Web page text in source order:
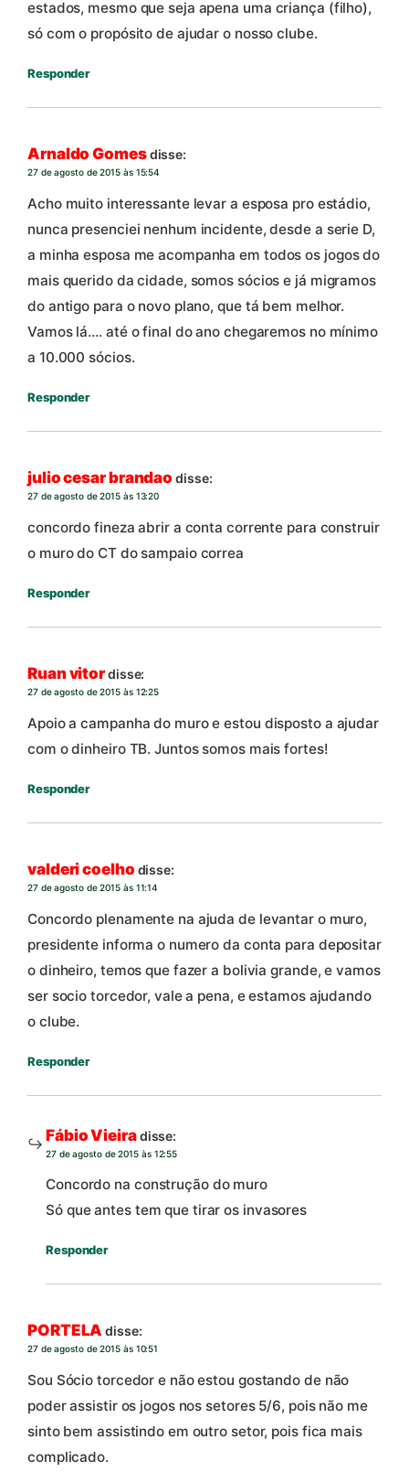
estados, mesmo que seja apena uma criança (filho),
só com o propósito de ajudar o nosso clube.
Responder
Arnaldo Gomesdisse:
27 de agosto de 2015 às 15:54
Acho muito interessante levar a esposa pro estádio,
nunca presenciei nenhum incidente, desde a serie D,
a minha esposa me acompanha em todos os jogos do
mais querido da cidade, somos sócios e já migramos
do antigo para o novo plano, que tá bem melhor.
Vamos lá…. até o final do ano chegaremos no mínimo
a 10.000 sócios.
Responder
julio cesar brandao disse:
27 de agosto de 2015 às 13:20
concordo fineza abrir a conta corrente para construir
o muro do CT do sampaio correa
Responder
Ruan vitordisse:
27 de agosto de 2015 às 12:25
Apoio a campanha do muro e estou disposto a ajudar
com o dinheiro TB. Juntos somos mais fortes!
Responder
valderi coelho disse:
27 de agosto de 2015 às 11:14
Concordo plenamente na ajuda de levantar o muro,
presidente informa o numero da conta para depositar
o dinheiro, temos que fazer a bolivia grande, e vamos
ser socio torcedor, vale a pena, e estamos ajudando
o clube.
Responder
Fábio Vieiradisse:
27 de agosto de 2015 às 12:55
Concordo na construção do muro
Só que antes tem que tirar os invasores
Responder
PORTELA disse:
27 de agosto de 2015 às 10:51
Sou Sócio torcedor e não estou gostando de não
poder assistir os jogos nos setores 5/6, pois não me
sinto bem assistindo em outro setor, pois fica mais
complicado.